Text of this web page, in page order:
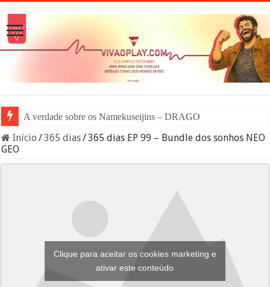
A verdade sobre os Namekuseijins – DRAGON BALL #News
Início /365 dias/365 dias EP 99 – Bundle dos sonhos NEO
GEO
Clique para aceitar os cookies marketing e
ativar este conteúdo